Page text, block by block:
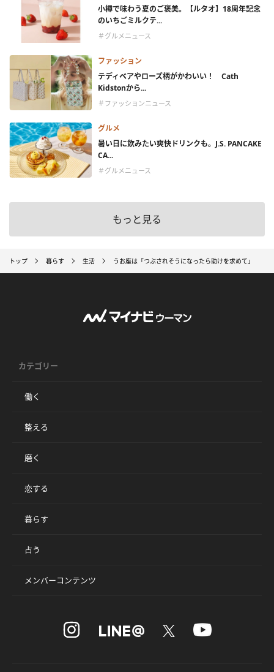
小樽で味わう夏のご褒美。【ルタオ】18周年記念
のいちごミルクテ...
＃グルメニュース
ファッション
テディベアやローズ柄がかわいい！ Cath
Kidstonから...
＃ファッションニュース
グルメ
暑い日に飲みたい爽快ドリンクも。J.S. PANCAKE
CA...
＃グルメニュース
もっと見る
トップ 暮らす 生活 うお座は「つぶされそうになったら助けを求めて」
カテゴリー
働く
整える
磨く
恋する
暮らす
占う
メンバーコンテンツ